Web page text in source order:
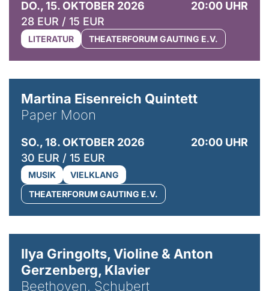
DO., 15. OKTOBER 2026
20:00 UHR
28 EUR / 15 EUR
LITERATUR THEATERFORUM GAUTING E.V.
Martina Eisenreich Quintett
Paper Moon
SO., 18. OKTOBER 2026
20:00 UHR
30 EUR / 15 EUR
MUSIK
VIELKLANG
THEATERFORUM GAUTING E.V.
Ilya Gringolts, Violine & Anton
Gerzenberg, Klavier
Beethoven, Schubert